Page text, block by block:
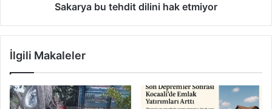
Sakarya bu tehdit dilini hak etmiyor
İlgili Makaleler